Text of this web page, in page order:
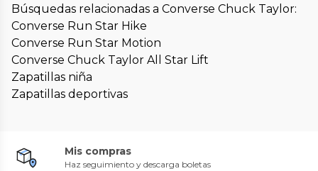
Búsquedas relacionadas a Converse Chuck Taylor:
Converse Run Star Hike
Converse Run Star Motion
Converse Chuck Taylor All Star Lift
Zapatillas niña
Zapatillas deportivas
Mis compras
Haz seguimiento y descarga boletas